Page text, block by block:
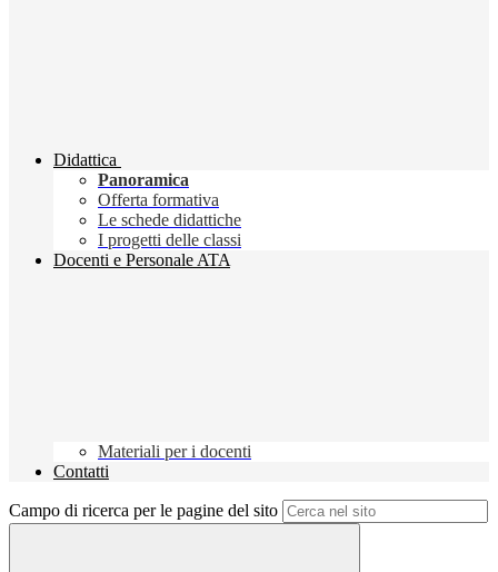
Didattica
Panoramica
Offerta formativa
Le schede didattiche
I progetti delle classi
Docenti e Personale ATA
Materiali per i docenti
Contatti
Campo di ricerca per le pagine del sito